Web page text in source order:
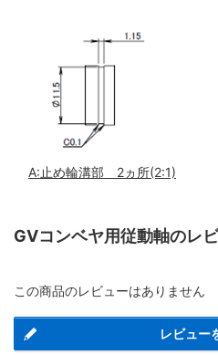
A:止め輪溝部 2ヵ所(2:1)
GVコンベヤ用従動軸のレ
この商品のレビューはありません
レビュー